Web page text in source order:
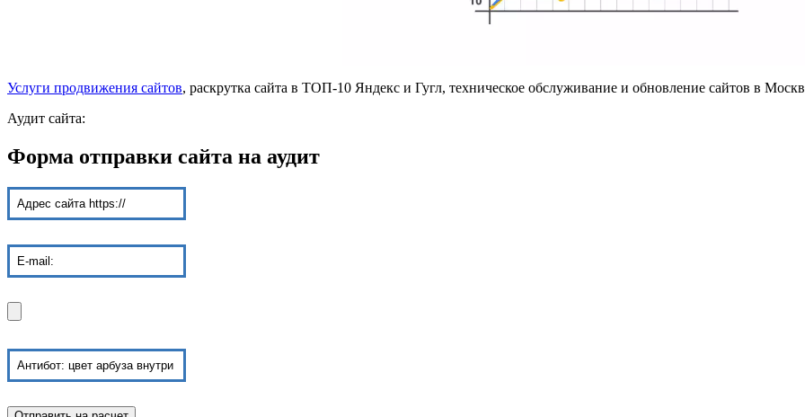
Услуги продвижения сайтов, раскрутка сайта в ТОП-10 Яндекс и Гугл, техническое обслуживание и обновление сайтов в
Аудит сайта:
Форма отправки сайта на аудит